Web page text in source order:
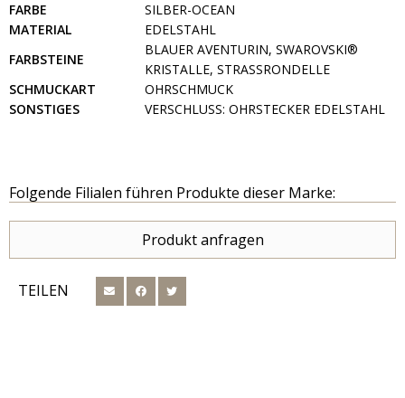
FARBE
SILBER-OCEAN
MATERIAL
EDELSTAHL
FARBSTEINE
BLAUER AVENTURIN, SWAROVSKI®
KRISTALLE, STRASSRONDELLE
SCHMUCKART
OHRSCHMUCK
SONSTIGES
VERSCHLUSS: OHRSTECKER EDELSTAHL
Folgende Filialen führen Produkte dieser Marke:
Produkt anfragen
TEILEN